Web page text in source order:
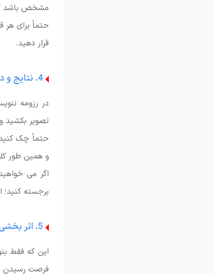
مشخص باشد
حتماً برای هر
قرار دهید.
4. نتایج و دستاوردهای کمّی
در رزومه
تصویر بکشید
حتماً چک
و همین طور
اگر می
برجسته کنید؛
5. اثر بخشی رزومه
این که فقط
فرصت رسیدن